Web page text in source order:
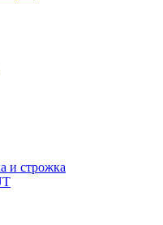
и строжка